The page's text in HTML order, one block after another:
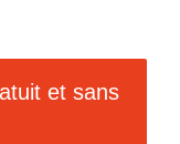
et sans